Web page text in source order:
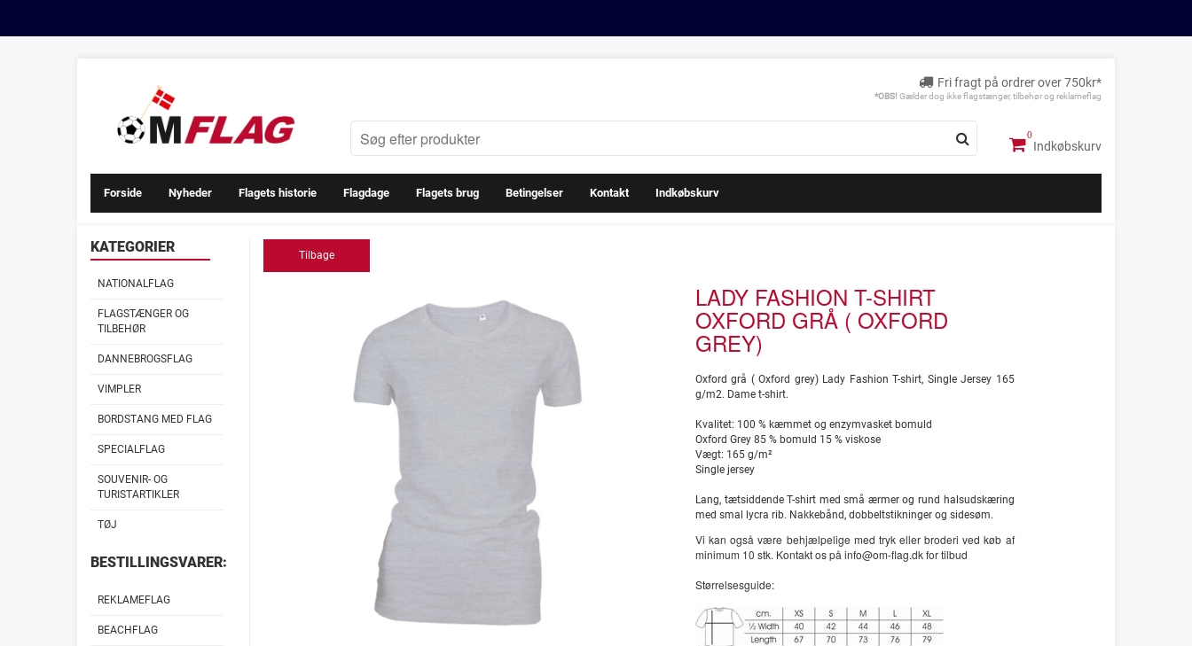
Fri fragt på ordrer over 750kr*
*OBS! Gælder dog ikke flagstænger, tilbehør og reklameflag
Indkøbskurv
Forside Nyheder Flagets historie Flagdage Flagets brug Betingelser Kontakt Indkøbskurv
KATEGORIER
NATIONALFLAG
FLAGSTÆNGER OG
TILBEHØR
DANNEBROGSFLAG
VIMPLER
BORDSTANG MED FLAG
SPECIALFLAG
SOUVENIR- OG
TURISTARTIKLER
TØJ
BESTILLINGSVARER:
REKLAMEFLAG
BEACHFLAG
Tilbage
LADY FASHION T-SHIRT
OXFORD GRÅ ( OXFORD
GREY)
Oxford grå ( Oxford grey) Lady Fashion T-shirt, Single Jersey 165
g/m2. Dame t-shirt.
Kvalitet: 100 % kæmmet og enzymvasket bomuld
Oxford Grey 85 % bomuld 15 % viskose
Vægt: 165 g/m²
Single jersey
Lang, tætsiddende T-shirt med små ærmer og rund halsudskæring
med smal lycra rib. Nakkebånd, dobbeltstikninger og sidesøm.
Vi kan også være behjælpelige med tryk eller broderi ved køb af
minimum 10 stk. Kontakt os på info@om-flag.dk for tilbud
Størrelsesguide: